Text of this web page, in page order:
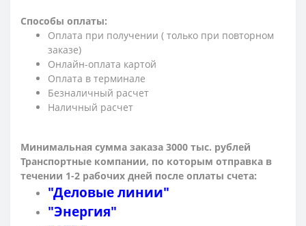
Способы оплаты:
Оплата при получении ( только при повторном
заказе)
Онлайн-оплата картой
Оплата в терминале
Безналичный расчет
Наличный расчет
Минимальная сумма заказа 3000 тыс. рублей
Транспортные компании, по которым отправка в
течении 1-2 рабочих дней после оплаты счета:
"Деловые линии"
"Энергия"